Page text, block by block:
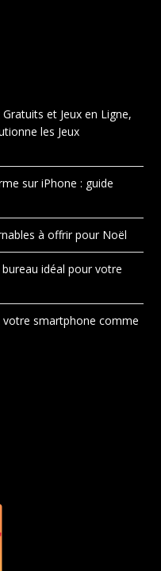
et Jeux en Ligne,
les Jeux
sur iPhone : guide
à offrir pour Noël
idéal pour votre
smartphone comme